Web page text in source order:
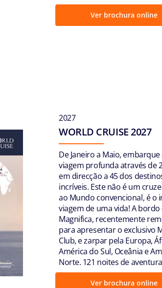
Ver brochura online
2027
WORLD CRUISE 2027
De Janeiro a Maio,
viagem profunda através de
em direcção a 45 dos
incríveis. Este não é um
ao Mundo convencional, é o
viagem de uma vida! A bordo
Magnifica, recentemente
para apresentar o exclusivo
Club, e zarpar pela Europa,
América do Sul, Oceânia e
Norte. 121 noites de
Ver brochura online